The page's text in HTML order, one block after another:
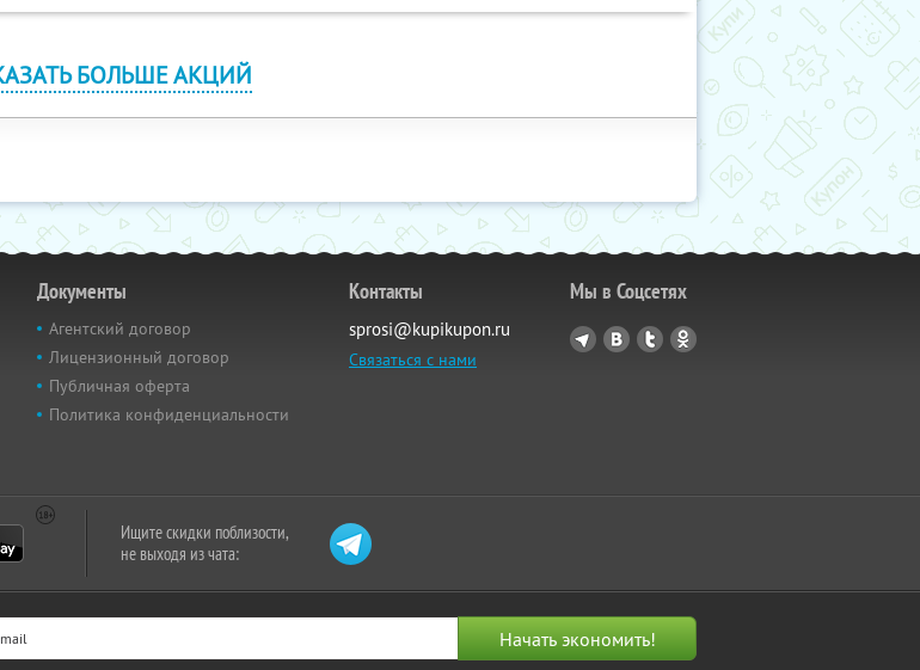
БОЛЬШЕ АКЦИЙ
Документы
Агентский договор
Лицензионный договор
Публичная оферта
Политика конфиденциальности
Контакты
sprosi@kupikupon.ru
Связаться с нами
Мы в Соцсетях
Ищите скидки поблизости,
не выходя из чата: